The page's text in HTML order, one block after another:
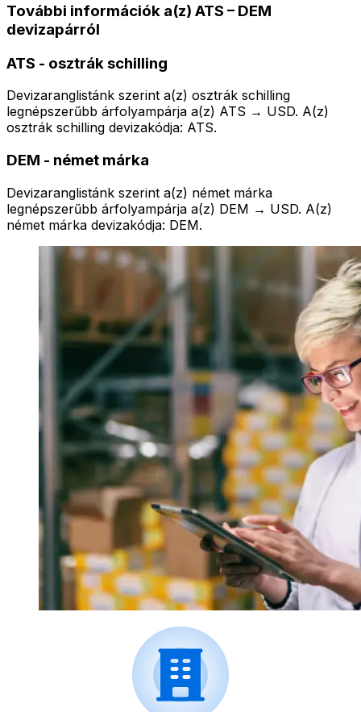
További információk a(z) ATS – DEM
devizapárról
ATS - osztrák schilling
Devizaranglistánk szerint a(z) osztrák schilling
legnépszerűbb árfolyampárja a(z) ATS → USD. A(z)
osztrák schilling devizakódja: ATS.
DEM - német márka
Devizaranglistánk szerint a(z) német márka
legnépszerűbb árfolyampárja a(z) DEM → USD. A(z)
német márka devizakódja: DEM.